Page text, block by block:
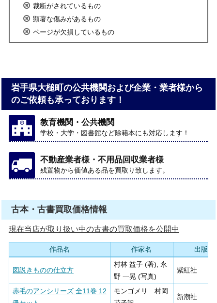
裁断がされているもの
顕著な傷みがあるもの
ページが欠損しているもの
岩手県大槌町の公共機関および企業・業者様から
のご依頼も承っております！
教育機関・公共機関
学校・大学・図書館など除籍本にも対応します！
不動産業者様・不用品回収業者様
残置物から価値ある品を買取り致します。
古本・古書買取価格情報
現在当店が取り扱い中の古書の買取価格を公開中
作品名 作家名 出版社
図説きものの仕立方
村林 益子 (著), 永
野 一晃 (写真)
紫紅社
赤毛のアンシリーズ 全11巻 12
モンゴメリ 村岡
新潮社